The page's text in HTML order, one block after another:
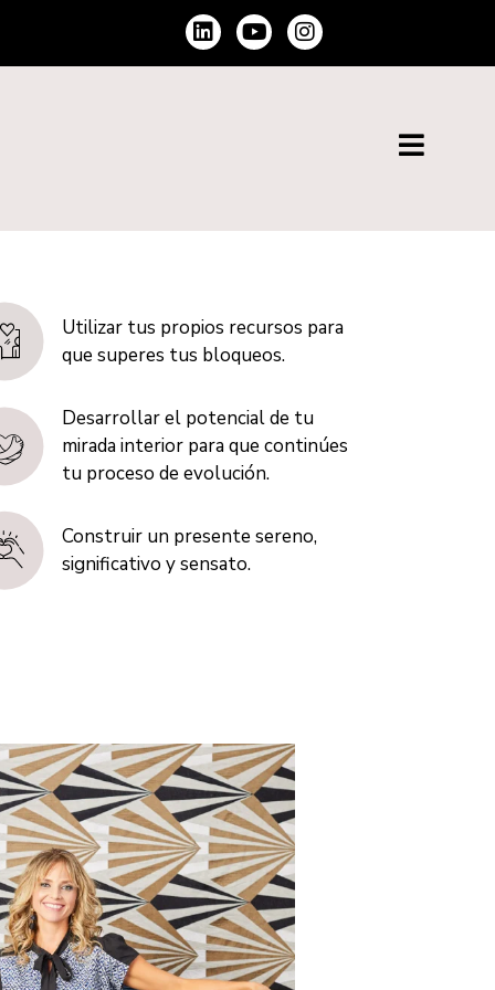
Utilizar tus propios recursos para
que superes tus bloqueos.
Desarrollar el potencial de tu
mirada interior para que continúes
tu proceso de evolución.
Construir un presente sereno,
significativo y sensato.